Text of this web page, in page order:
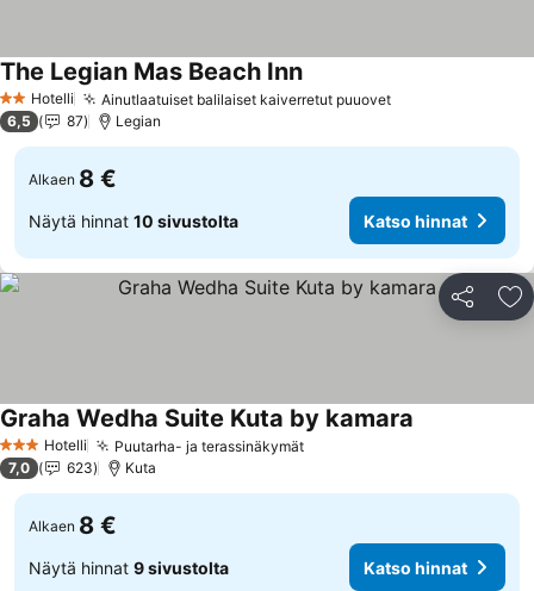
2 Tähtiluokitus
Hotelli Ainutlaatuiset balilaiset kaiverretut puuovet
The Legian Mas Beach Inn
6,5 87 Legian
Alkaen 8 €
Näytä hinnat 10 sivustolta Katso hinnat
Jaa
3 Tähtiluokitus
Hotelli Puutarha- ja terassinäkymät
Graha Wedha Suite Kuta by kamara
7,0 623 Kuta
Alkaen 8 €
Näytä hinnat 9 sivustolta Katso hinnat